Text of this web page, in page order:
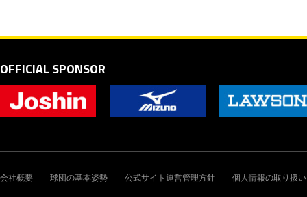
OFFICIAL SPONSOR
会社概要 球団の基本姿勢 公式サイト運営管理方針 個人情報の取り扱い